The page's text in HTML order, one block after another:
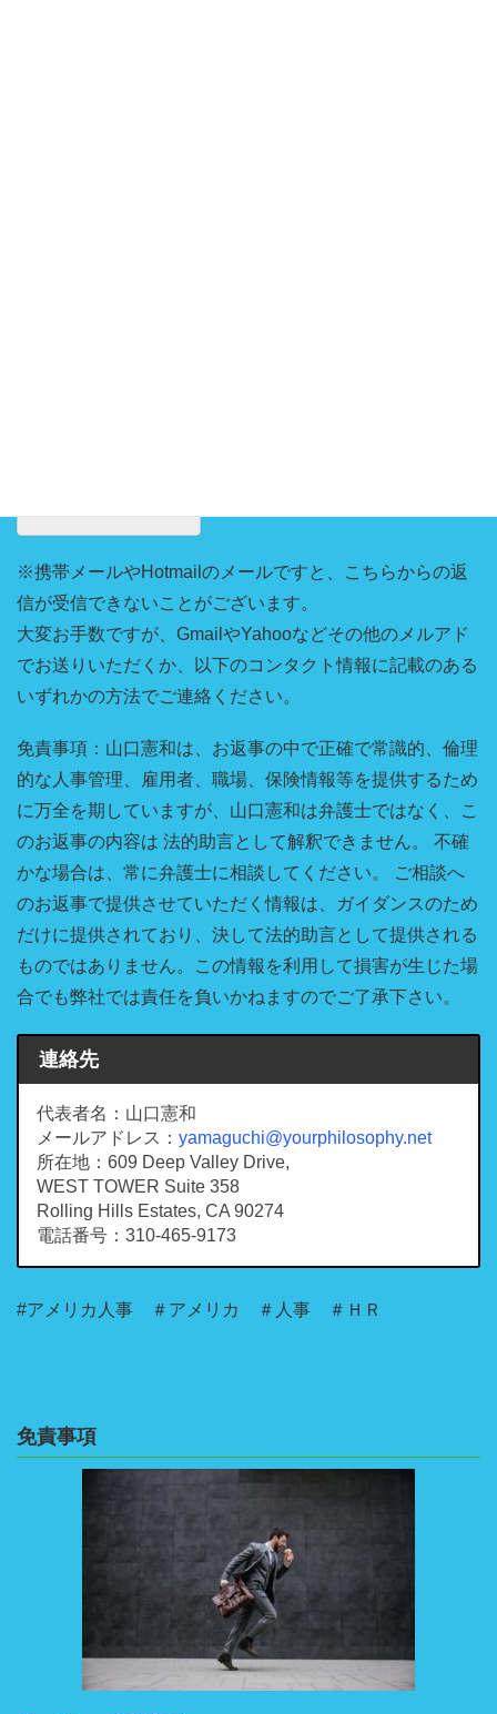
※携帯メールやHotmailのメールですと、こちらからの返
信が受信できないことがございます。
大変お手数ですが、GmailやYahooなどその他のメルアド
でお送りいただくか、以下のコンタクト情報に記載のある
いずれかの方法でご連絡ください。
免責事項：山口憲和は、お返事の中で正確で常識的、倫理
的な人事管理、雇用者、職場、保険情報等を提供するため
に万全を期していますが、山口憲和は弁護士ではなく、こ
のお返事の内容は 法的助言として解釈できません。 不確
かな場合は、常に弁護士に相談してください。 ご相談へ
のお返事で提供させていただく情報は、ガイダンスのため
だけに提供されており、決して法的助言として提供される
ものではありません。この情報を利用して損害が生じた場
合でも弊社では責任を負いかねますのでご了承下さい。
連絡先
代表者名：山口憲和
メールアドレス： yamaguchi@yourphilosophy.net
所在地：609 Deep Valley Drive,
WEST TOWER Suite 358
Rolling Hills Estates, CA 90274
電話番号：310-465-9173
#アメリカ人事 ＃アメリカ ＃人事 ＃ＨＲ
免責事項